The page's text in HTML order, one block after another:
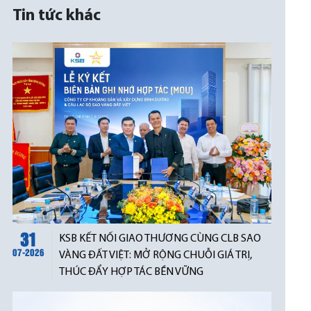
Tin tức khác
31
07-2026
KSB KẾT NỐI GIAO THƯƠNG CÙNG CLB SAO
VÀNG ĐẤT VIỆT: MỞ RỘNG CHUỖI GIÁ TRỊ,
THÚC ĐẨY HỢP TÁC BỀN VỮNG